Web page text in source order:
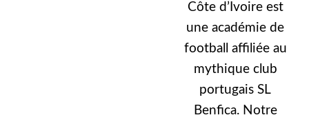
Côte d’Ivoire est
une académie de
football affiliée au
mythique club
portugais SL
Benfica. Notre